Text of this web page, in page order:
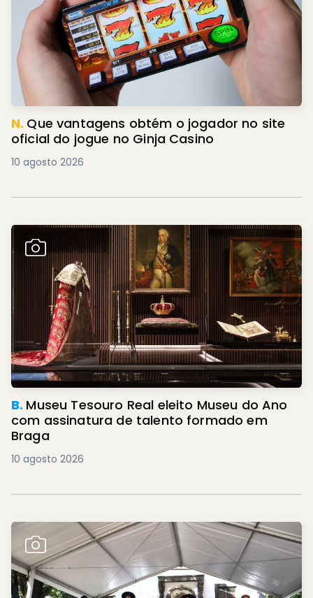
N. Que vantagens obtém o jogador no site
oficial do jogue no Ginja Casino
10 agosto 2026
B. Museu Tesouro Real eleito Museu do Ano
com assinatura de talento formado em
Braga
10 agosto 2026